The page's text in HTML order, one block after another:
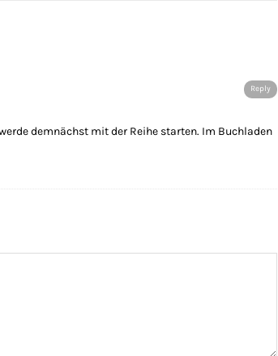
Reply
demnächst mit der Reihe starten. Im Buchladen